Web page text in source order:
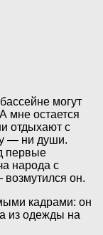
могут
мне остается
отдыхают с
— ни души.
первые
народа с
он.
кадрами: он
из одежды на